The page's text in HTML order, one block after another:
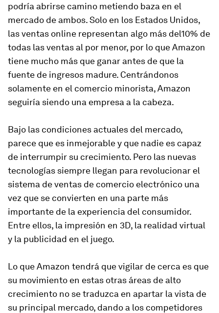
podría abrirse camino metiendo baza en el
mercado de ambos. Solo en los Estados Unidos,
las ventas online representan algo más del10% de
todas las ventas al por menor, por lo que Amazon
tiene mucho más que ganar antes de que la
fuente de ingresos madure. Centrándonos
solamente en el comercio minorista, Amazon
seguiría siendo una empresa a la cabeza.
Bajo las condiciones actuales del mercado,
parece que es inmejorable y que nadie es capaz
de interrumpir su crecimiento. Pero las nuevas
tecnologías siempre llegan para revolucionar el
sistema de ventas de comercio electrónico una
vez que se convierten en una parte más
importante de la experiencia del consumidor.
Entre ellos, la impresión en 3D, la realidad virtual
y la publicidad en el juego.
Lo que Amazon tendrá que vigilar de cerca es que
su movimiento en estas otras áreas de alto
crecimiento no se traduzca en apartar la vista de
su principal mercado, dando a los competidores